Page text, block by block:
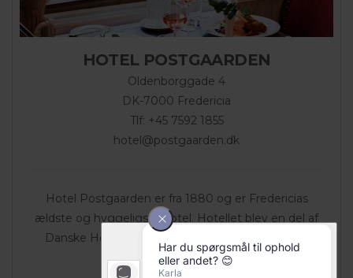
HOTEL POSTGAARDEN
Oldenborggade 4
DK-7000 Fredericia
Tlf: +45 7592 1855
hotel@postgaarden.dk
Hotel Postgaarden er fra 1880 og er Fredericias
ældste og hyggeligste hotel. Hotellet blev en del af
Danske Hoteller d. 1. juli 2021 og dermed det 24.
hotel i koncernen....